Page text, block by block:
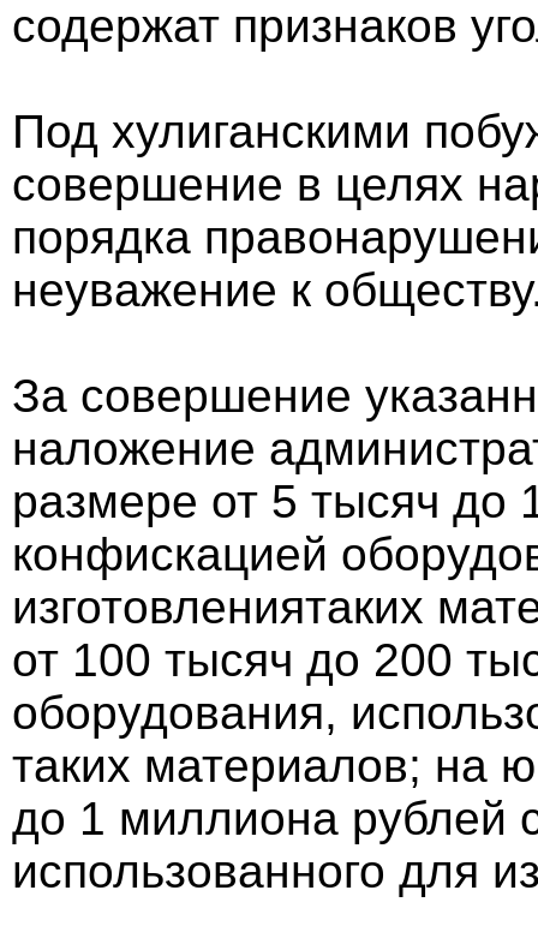
содержат признаков
Под хулиганскими
совершение в целях
порядка
неуважение к
За совершение
наложение
размере от 5 тысяч до
конфискацией
изготовлениятаких
от 100 тысяч до 200
оборудования,
таких материалов; на
до 1 миллиона рублей
использованного для